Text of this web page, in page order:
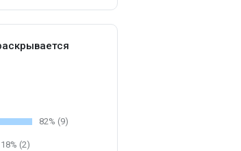
82% (9)
18% (2)